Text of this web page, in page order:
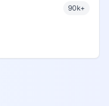
90k+